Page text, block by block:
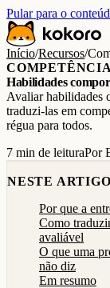
Pular para o
Início/Recursos/
Habilidades
Avaliar habilidades
traduzi-las em
régua para todos.
7 min de leituraPor
NESTE ARTIGO
Por que a
Como
avaliável
O que uma
não diz
Em resumo